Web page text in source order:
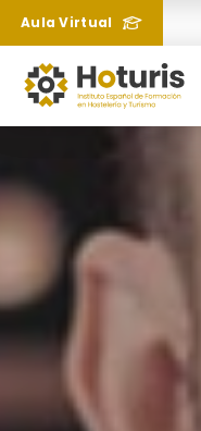
Aula Virtual
sobre un